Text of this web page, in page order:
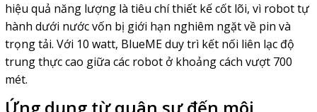
hiệu quả năng lượng là tiêu chí thiết kế cốt lõi, vì robot tự
hành dưới nước vốn bị giới hạn nghiêm ngặt về pin và
trọng tải. Với 10 watt, BlueME duy trì kết nối liên lạc độ
trung thực cao giữa các robot ở khoảng cách vượt 700
mét.